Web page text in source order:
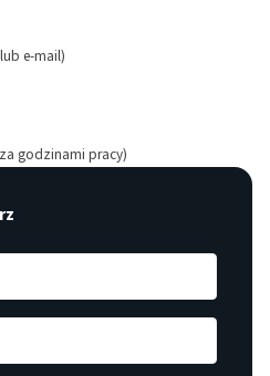
e-mail)
godzinami pracy)